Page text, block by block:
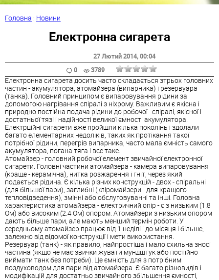
Головна : Новини
Електронна сигарета
27 Лютий 2014, 00:04
0
3789
Електронна сигарета досить часто складається зтрьох головних
частин - акумулятора, атомайзера (випарника) і резервуара
(танка). Головний принципом є випаровування рідини за
допомогою нагрівання спіралі з ніхрому. Важливим є якісна і
природно постійна подача рідини до робочої спіралі, якісної і
достатньої тязі і надійності великої ємності акумулятора.
Електрційні сигарети вже пройшли кілька поколінь і здолали
багато елементарних недоліків, таких як протікання такої
потрібної рідини, перегрів випарника, часто мала ємність самого
акумулятора, погана тяга і все таке.
Атомайзер - головний робочої елемент звичайної електронної
сигарети. Головні частини атомайзера - камера випаровування
(краще - керамічна), нитка розжарення і гніт, через який
подається рідина. Є кілька різних конструкцій - двох - спіральні
(для більшої пари), заглибні (кліромайзери - для кращого
тепловідведення), змінні або обслуговуванні та інші. Головна
характеристика атомайзера - електричний опір - є з низьким (1.8
Ом) або високим (2.4 Ом) опором. Атомайзери з низьким опором
дають більше пари, але мають менший термін роботи. У
середньому атомайзер працює від 1 неділі і до місяця і більше,
залежно від відомої конструкції і мети використання.
Резервуар (танк) - як правило, найпростіша і мало схильна зносі
частина (якщо не має звички жувати мундштук або постійно
виймати танк без потреби). Це ємність для з потрібним
воздуховодом для пари від атомайзера. Є багато різновидів і
модифікацій для достатньо звичайного збільшення ємності,